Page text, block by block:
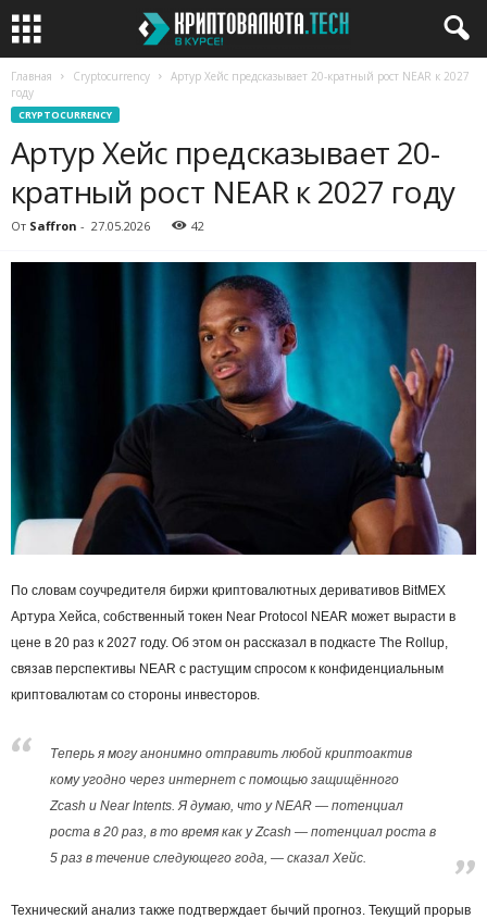
Главная Cryptocurrency
Артур Хейс предсказывает 20-кратный рост NEAR к 2027
году
CRYPTOCURRENCY
Артур Хейс предсказывает 20-
кратный рост NEAR к 2027 году
От Saffron - 27.05.2026 42
По словам соучредителя биржи криптовалютных деривативов BitMEX
Артура Хейса, собственный токен Near Protocol NEAR может вырасти в
цене в 20 раз к 2027 году. Об этом он рассказал в подкасте The Rollup,
связав перспективы NEAR с растущим спросом к конфиденциальным
криптовалютам со стороны инвесторов.
Теперь я могу анонимно отправить любой криптоактив
кому угодно через интернет с помощью защищённого
Zcash и Near Intents. Я думаю, что у NEAR — потенциал
роста в 20 раз, в то время как у Zcash — потенциал роста в
5 раз в течение следующего года, — сказал Хейс.
Технический анализ также подтверждает бычий прогноз. Текущий прорыв